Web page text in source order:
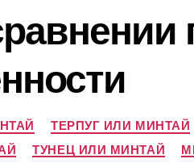
ТЕРПУГ ИЛИ МИНТАЙ
ТУНЕЦ ИЛИ МИНТАЙ